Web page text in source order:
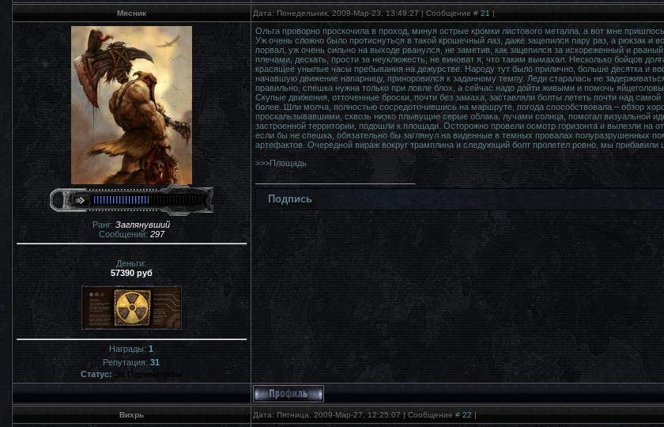
Мясник Дата: Понедельник, 2009-Мар-23, 13:49:27 | Сообщение # 21 |
Ранг:Заглянувший
Сообщений: 297
Деньги:
57390 руб
Награды:1
Репутация:31
Статус: За Периметром
Ольга проворно проскочила в проход, минуя острые кромки листового металла, а вот мне
Уж очень сложно было протиснуться в такой крошечный лаз, даже зацепился пару раз, а рюкзак
порвал, уж очень сильно на выходе рванулся, не заметив, как зацепился за искореженный и
плечами, дескать, прости за неуклюжесть, не виноват я, что таким вымахал. Несколько бойцов
красящее унылые часы пребывания на дежурстве. Народу тут было прилично, больше десятка и
начавшую движение напарницу, приноровился к заданному темпу. Леди старалась не
правильно, спешка нужна только при ловле блох, а сейчас надо дойти живыми и помочь
Скупые движения, отточенные броски, почти без замаха, заставляли болты лететь почти над
более. Шли молча, полностью сосредоточившись на маршруте, погода способствовала – обзор
проскальзывавшими, сквозь низко плывущие серые облака, лучами солнца, помогал визуальной
застроенной территории, подошли к площади. Осторожно провели осмотр горизонта и вылезли на
если бы не спешка, обязательно бы заглянул на виденные в темных провалах полуразрушенных
артефактов. Очередной вираж вокруг трамплина и следующий болт пролетел ровно, мы прибавили
>>>Площадь
Подпись
Вихрь Дата: Пятница, 2009-Мар-27, 12:25:07 | Сообщение # 22 |